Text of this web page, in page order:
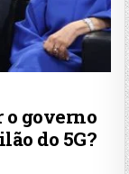
o governo
do 5G?